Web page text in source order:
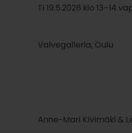
Ti 19.5.2026 klo 13–14
Valvegalleria, Oulu
Anne-Mari Kivimäki &